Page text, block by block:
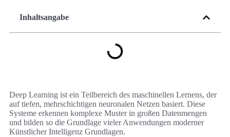
Inhaltsangabe
Deep Learning ist ein Teilbereich des maschinellen Lernens, der
auf tiefen, mehrschichtigen neuronalen Netzen basiert. Diese
Systeme erkennen komplexe Muster in großen Datenmengen
und bilden so die Grundlage vieler Anwendungen moderner
Künstlicher Intelligenz Grundlagen.